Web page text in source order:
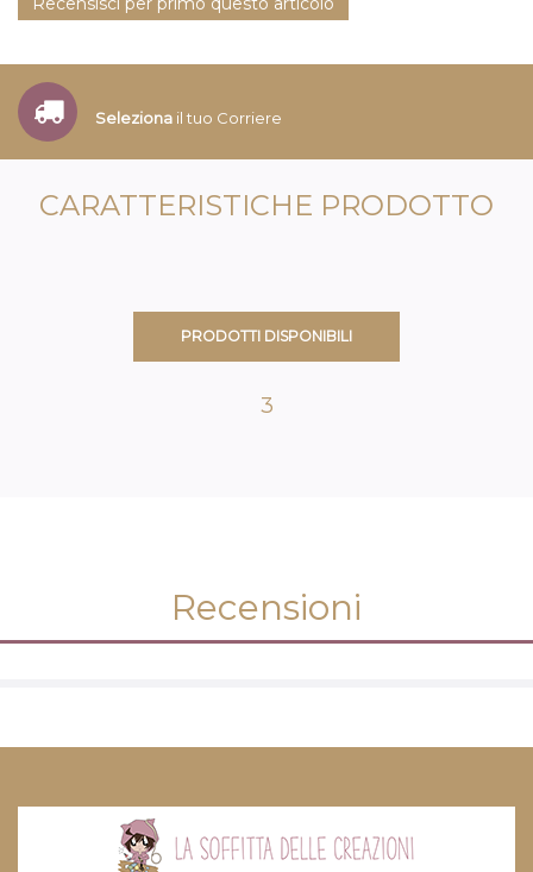
Seleziona il tuo Corriere
CARATTERISTICHE PRODOTTO
PRODOTTI DISPONIBILI
3
Recensioni